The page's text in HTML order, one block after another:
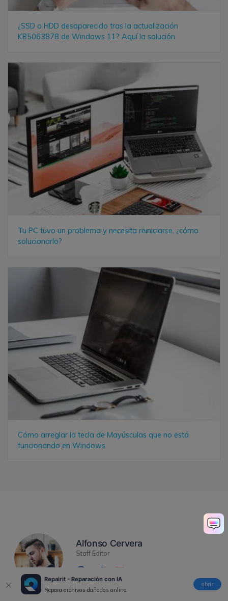
Repairit - Reparación con IA
Repara archivos dañados online.
abrir
¿SSD o HDD desaparecido tras la actualización
KB5063878 de Windows 11? Aquí la solución
Tu PC tuvo un problema y necesita reiniciarse, ¿cómo
solucionarlo?
Cómo arreglar la tecla de Mayúsculas que no está
funcionando en Windows
Alfonso Cervera
Staff Editor